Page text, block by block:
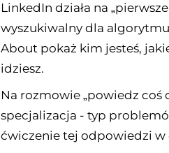
LinkedIn działa na
wyszukiwalny dla
About pokaż kim jesteś,
idziesz.
Na rozmowie „powiedz coś
specjalizacja - typ
ćwiczenie tej odpowiedzi w